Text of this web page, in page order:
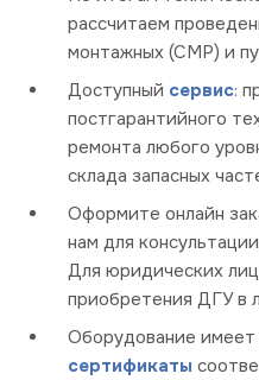
рассчитаем
монтажных (СМР) и
Доступный сервис:
постгарантийного
ремонта любого
склада запасных
Оформите онлайн
нам для
Для юридических
приобретения ДГУ в
Оборудование
сертификаты